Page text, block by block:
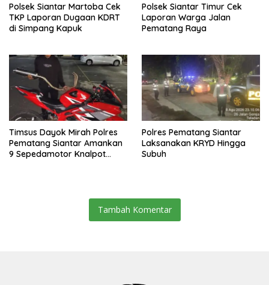
Polsek Siantar Martoba Cek
TKP Laporan Dugaan KDRT
di Simpang Kapuk
Polsek Siantar Timur Cek
Laporan Warga Jalan
Pematang Raya
Timsus Dayok Mirah Polres
Pematang Siantar Amankan
9 Sepedamotor Knalpot
Polres Pematang Siantar
Laksanakan KRYD Hingga
Subuh
Tambah Komentar